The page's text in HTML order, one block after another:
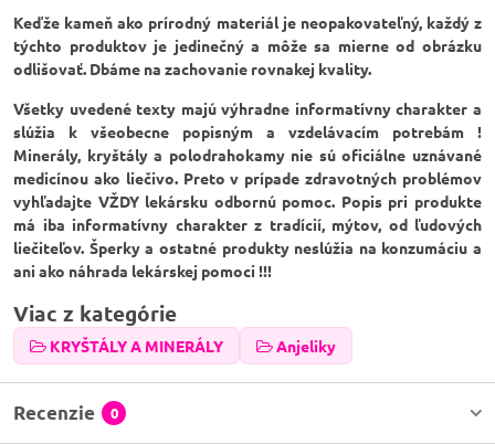
Keďže kameň ako prírodný materiál je neopakovateľný, každý z
týchto produktov je jedinečný a môže sa mierne od obrázku
odlišovať. Dbáme na zachovanie rovnakej kvality.
Všetky uvedené texty majú výhradne informatívny charakter a
slúžia k všeobecne popisným a vzdelávacím potrebám !
Minerály, kryštály a polodrahokamy nie sú oficiálne uznávané
medicínou ako liečivo. Preto v prípade zdravotných problémov
vyhľadajte VŽDY lekársku odbornú pomoc. Popis pri produkte
má iba informatívny charakter z tradícií, mýtov, od ľudových
liečiteľov. Šperky a ostatné produkty neslúžia na konzumáciu a
ani ako náhrada lekárskej pomoci !!!
Viac z kategórie
KRYŠTÁLY A MINERÁLY Anjeliky
Recenzie 0